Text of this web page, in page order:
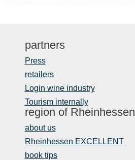
partners
Press
retailers
Login wine industry
Tourism internally
region of Rheinhessen
about us
Rheinhessen EXCELLENT
book tips